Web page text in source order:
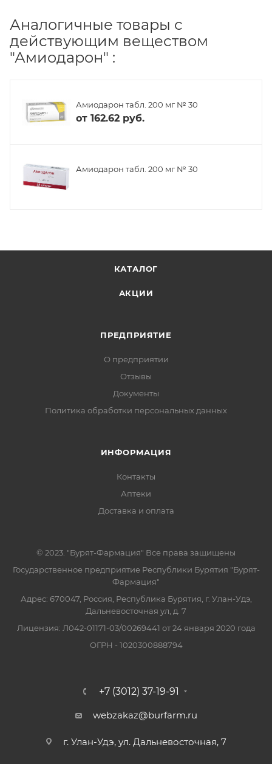
Аналогичные товары с
действующим веществом
"Амиодарон" :
Амиодарон табл. 200 мг № 30
от 162.62 руб.
Амиодарон табл. 200 мг № 30
КАТАЛОГ
АКЦИИ
ПРЕДПРИЯТИЕ
О предприятии
Отзывы
Документы
Политика обработки персональных данных
ИНФОРМАЦИЯ
Контакты
Аптеки
Доставка и оплата
© 2023. "Бурят-Фармация" Все права защищены
Государственное предприятие Республики Бурятия "Бурят-
Фармация"
Адрес: 670047, Россия, Республика Бурятия, г. Улан-Удэ,
Дальневосточная ул, д. 7
Лицензия: Л042-01171-03/00269441 от 24 января 2020 года
ОГРН - 1020300888794
+7 (3012) 37-19-91
webzakaz@burfarm.ru
г. Улан-Удэ, ул. Дальневосточная, 7